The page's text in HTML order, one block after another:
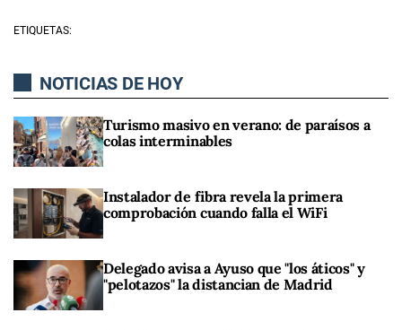
ETIQUETAS:
NOTICIAS DE HOY
Turismo masivo en verano: de paraísos a
colas interminables
Instalador de fibra revela la primera
comprobación cuando falla el WiFi
Delegado avisa a Ayuso que "los áticos" y
"pelotazos" la distancian de Madrid